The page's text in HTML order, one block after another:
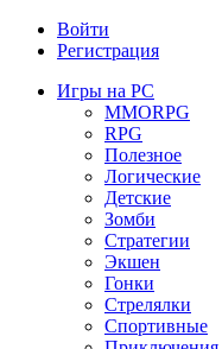
Войти
Регистрация
Игры на PC
MMORPG
RPG
Полезное
Логические
Детские
Зомби
Стратегии
Экшен
Гонки
Стрелялки
Спортивные